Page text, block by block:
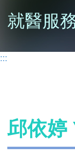
就醫服
:::
邱依婷